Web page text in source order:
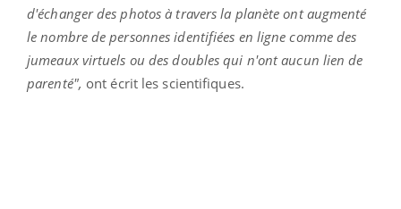
d'échanger des photos à travers la planète ont augmenté
le nombre de personnes identifiées en ligne comme des
jumeaux virtuels ou des doubles qui n'ont aucun lien de
parenté", ont écrit les scientifiques.